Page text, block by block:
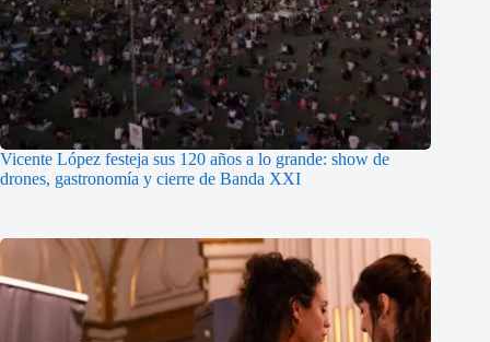
Vicente López festeja sus 120 años a lo grande: show de
drones, gastronomía y cierre de Banda XXI